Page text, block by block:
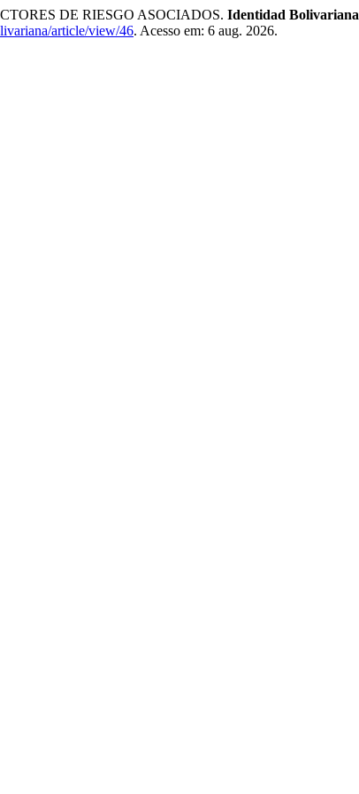
DE RIESGO ASOCIADOS. Identidad Bolivariana
article/view/46. Acesso em: 6 aug. 2026.